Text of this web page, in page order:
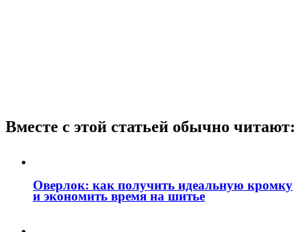
Вместе с этой статьей обычно читают:
Оверлок: как получить идеальную кромку
и экономить время на шитье